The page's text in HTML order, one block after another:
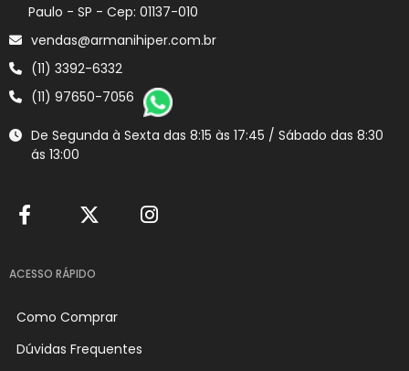
Paulo - SP - Cep: 01137-010
vendas@armanihiper.com.br
(11) 3392-6332
(11) 97650-7056
De Segunda à Sexta das 8:15 às 17:45 / Sábado das 8:30
ás 13:00
ACESSO RÁPIDO
Como Comprar
Dúvidas Frequentes